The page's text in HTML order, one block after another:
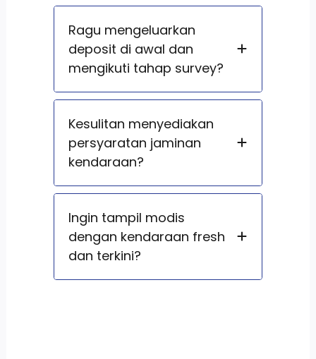
Ragu mengeluarkan
deposit di awal dan
mengikuti tahap survey?
Kesulitan menyediakan
persyaratan jaminan
kendaraan?
Ingin tampil modis
dengan kendaraan fresh
dan terkini?